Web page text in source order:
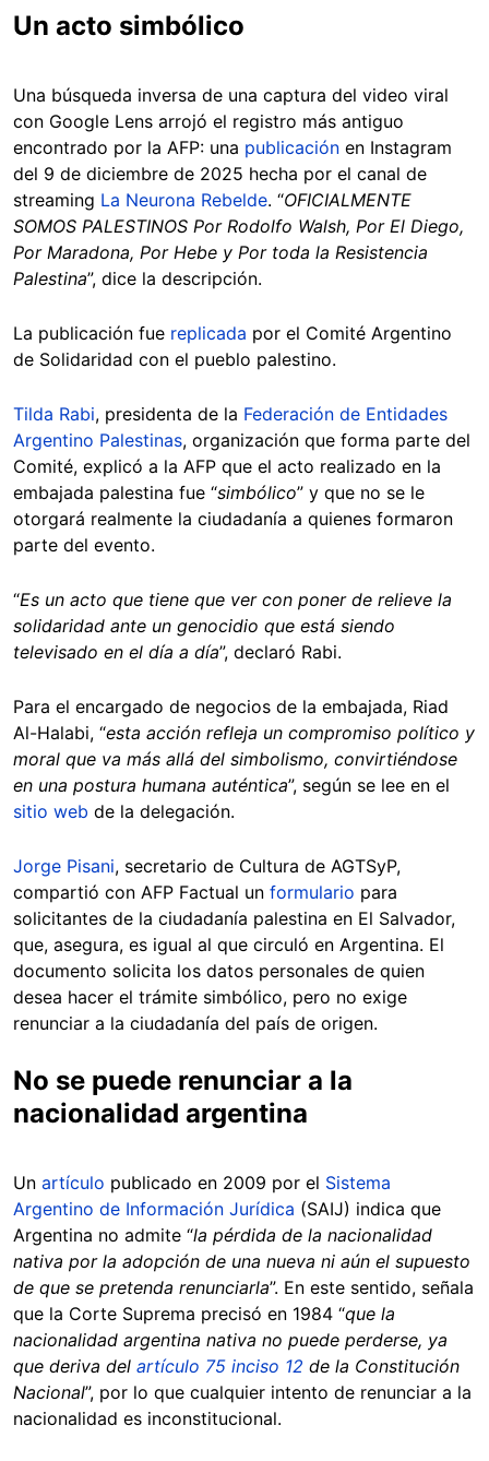
Un acto simbólico
Una búsqueda inversa de una captura del video viral
con Google Lens arrojó el registro más antiguo
encontrado por la AFP: una publicación en Instagram
del 9 de diciembre de 2025 hecha por el canal de
streaming La Neurona Rebelde. “OFICIALMENTE
SOMOS PALESTINOS Por Rodolfo Walsh, Por El Diego,
Por Maradona, Por Hebe y Por toda la Resistencia
Palestina”, dice la descripción.
La publicación fue replicada por el Comité Argentino
de Solidaridad con el pueblo palestino.
Tilda Rabi, presidenta de la Federación de Entidades
Argentino Palestinas, organización que forma parte del
Comité, explicó a la AFP que el acto realizado en la
embajada palestina fue “simbólico” y que no se le
otorgará realmente la ciudadanía a quienes formaron
parte del evento.
“Es un acto que tiene que ver con poner de relieve la
solidaridad ante un genocidio que está siendo
televisado en el día a día”, declaró Rabi.
Para el encargado de negocios de la embajada, Riad
Al-Halabi, “esta acción refleja un compromiso político y
moral que va más allá del simbolismo, convirtiéndose
en una postura humana auténtica”, según se lee en el
sitio web de la delegación.
Jorge Pisani, secretario de Cultura de AGTSyP,
compartió con AFP Factual un formulario para
solicitantes de la ciudadanía palestina en El Salvador,
que, asegura, es igual al que circuló en Argentina. El
documento solicita los datos personales de quien
desea hacer el trámite simbólico, pero no exige
renunciar a la ciudadanía del país de origen.
No se puede renunciar a la
nacionalidad argentina
Un artículo publicado en 2009 por el Sistema
Argentino de Información Jurídica (SAIJ) indica que
Argentina no admite “la pérdida de la nacionalidad
nativa por la adopción de una nueva ni aún el supuesto
de que se pretenda renunciarla”. En este sentido, señala
que la Corte Suprema precisó en 1984 “que la
nacionalidad argentina nativa no puede perderse, ya
que deriva del artículo 75 inciso 12 de la Constitución
Nacional”, por lo que cualquier intento de renunciar a la
nacionalidad es inconstitucional.